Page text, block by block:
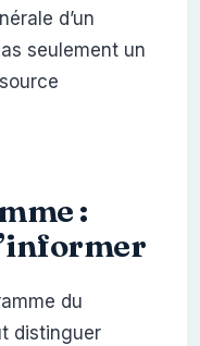
d’un
seulement un
:
du
distinguer